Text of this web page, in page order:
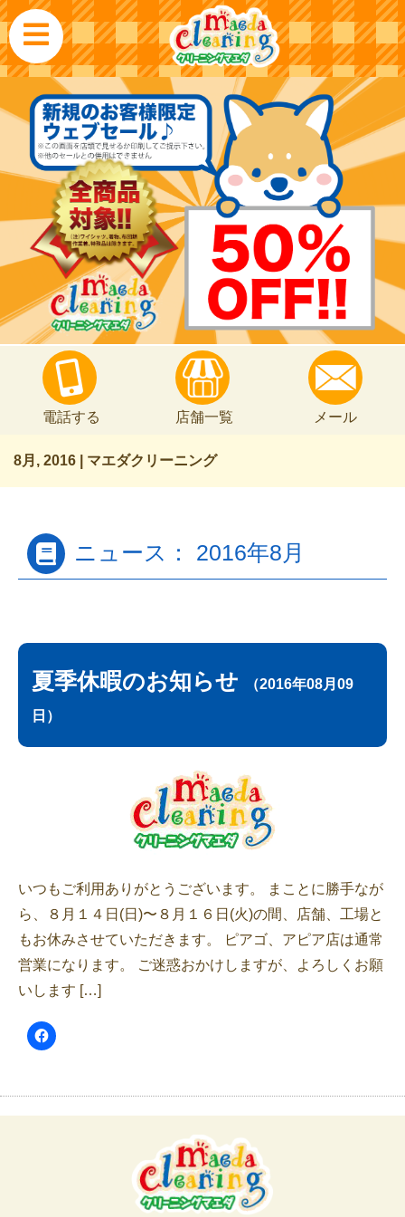
電話する 店舗一覧 メール
8月, 2016 | マエダクリーニング
ニュース： 2016年8月
夏季休暇のお知らせ （2016年08月09
日）
いつもご利用ありがとうございます。 まことに勝手なが
ら、８月１４日(日)〜８月１６日(火)の間、店舗、工場と
もお休みさせていただきます。 ピアゴ、アピア店は通常
営業になります。 ご迷惑おかけしますが、よろしくお願
いします […]